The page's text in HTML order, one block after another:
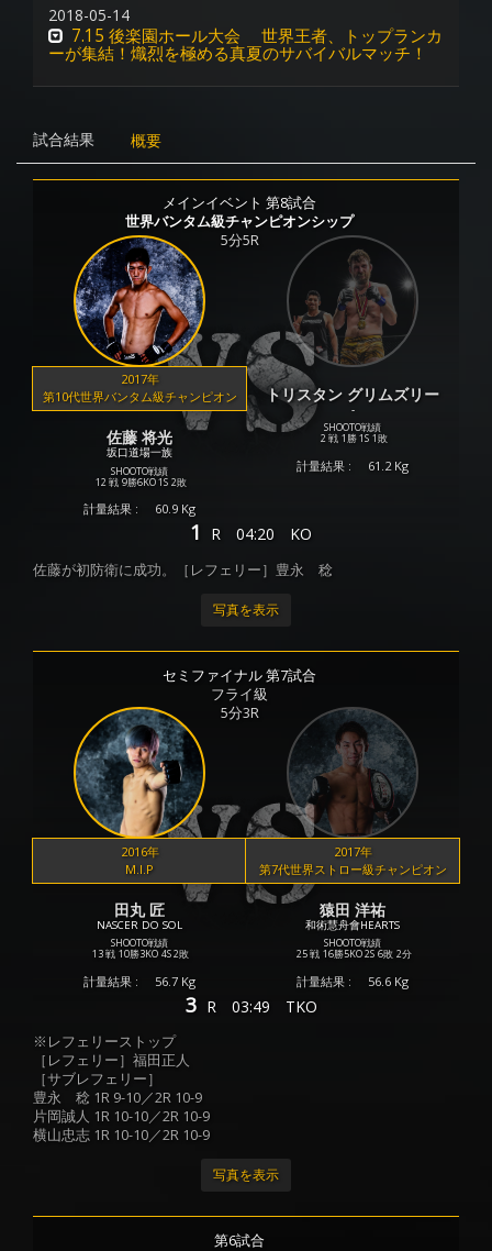
2018-05-14
7.15 後楽園ホール大会 世界王者、トップランカ
ーが集結！熾烈を極める真夏のサバイバルマッチ！
試合結果 概要
メインイベント 第8試合
世界バンタム級チャンピオンシップ
5分5R
2017年
第10代世界バンタム級チャンピオン
佐藤 将光
坂口道場一族
SHOOTO戦績
12 戦 9勝6KO 1S 2敗
計量結果 : 60.9 Kg
トリスタン グリムズリー
-
SHOOTO戦績
2 戦 1勝 1S 1敗
計量結果 : 61.2 Kg
1 R 04:20 KO
佐藤が初防衛に成功。［レフェリー］豊永 稔
写真を表示
セミファイナル 第7試合
フライ級
5分3R
2016年
M.I.P
田丸 匠
NASCER DO SOL
SHOOTO戦績
13 戦 10勝3KO 4S 2敗
計量結果 : 56.7 Kg
2017年
第7代世界ストロー級チャンピオン
猿田 洋祐
和術慧舟會HEARTS
SHOOTO戦績
25 戦 16勝5KO 2S 6敗 2分
計量結果 : 56.6 Kg
3 R 03:49 TKO
※レフェリーストップ
［レフェリー］福田正人
［サブレフェリー］
豊永 稔 1R 9-10／2R 10-9
片岡誠人 1R 10-10／2R 10-9
横山忠志 1R 10-10／2R 10-9
写真を表示
第6試合